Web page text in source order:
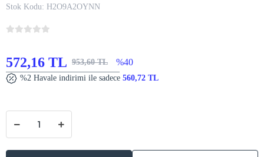
Stok Kodu: H2O9A2OYNN
572,16 TL 953,60 TL %40
%2 Havale indirimi ile sadece 560,72 TL